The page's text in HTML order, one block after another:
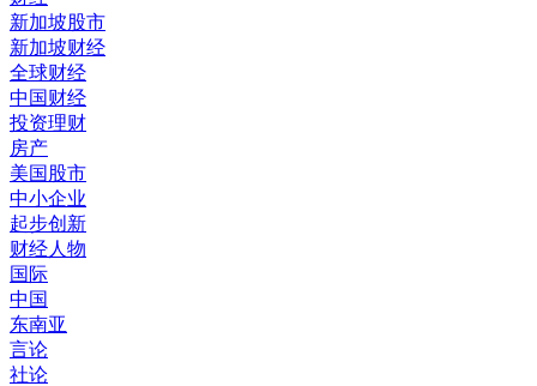
新加坡股市
新加坡财经
全球财经
中国财经
投资理财
房产
美国股市
中小企业
起步创新
财经人物
国际
中国
东南亚
言论
社论